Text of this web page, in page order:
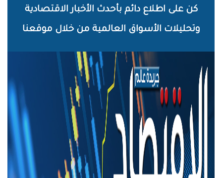
الرئيسي
كن على اطلاع دائم بأحدث الأخبار الاقتصادية
وتحليلات الأسواق العالمية من خلال موقعنا